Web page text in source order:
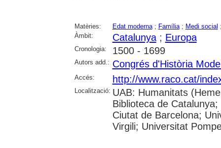
Matèries: Edat moderna; Família; Medi social
Àmbit:
Catalunya; Europa
Cronologia: 1500 - 1699
Autors add.: Congrés d'Història
Accés: http://www.raco.cat/
Localització: UAB: Humanitats
Biblioteca de
Ciutat de Barcelona;
Virgili; Universitat